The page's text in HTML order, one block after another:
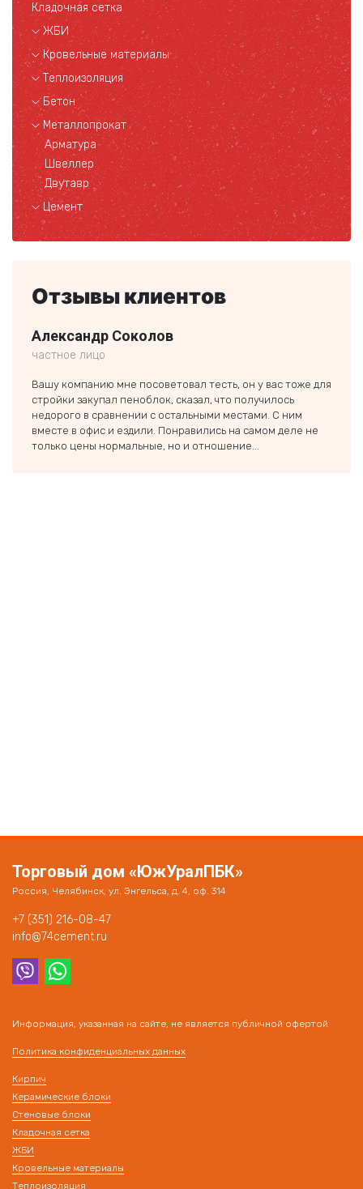
Кладочная сетка
ЖБИ
Кровельные материалы
Теплоизоляция
Бетон
Металлопрокат
Арматура
Швеллер
Двутавр
Цемент
Отзывы клиентов
Александр Соколов
частное лицо
Вашу компанию мне посоветовал тесть, он у вас тоже для
стройки закупал пеноблок, сказал, что получилось
недорого в сравнении с остальными местами. С ним
вместе в офис и ездили. Понравились на самом деле не
только цены нормальные, но и отношение...
Торговый дом «ЮжУралПБК»
Россия, Челябинск, ул. Энгельса, д. 4, оф. 314
+7 (351) 216-08-47
info@74cement.ru
Информация, указанная на сайте, не является публичной офертой
Политика конфиденциальных данных
Кирпич
Керамические блоки
Стеновые блоки
Кладочная сетка
ЖБИ
Кровельные материалы
Теплоизоляция